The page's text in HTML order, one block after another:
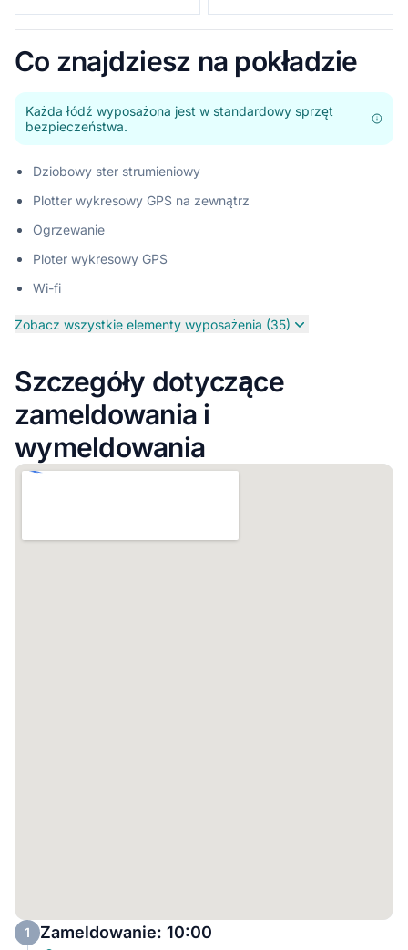
Co znajdziesz na pokładzie
Każda łódź wyposażona jest w standardowy sprzęt
bezpieczeństwa.
Dziobowy ster strumieniowy
Plotter wykresowy GPS na zewnątrz
Ogrzewanie
Ploter wykresowy GPS
Wi-fi
Zobacz wszystkie elementy wyposażenia (35)
Szczegóły dotyczące
zameldowania i
wymeldowania
1 Zameldowanie: 10:00